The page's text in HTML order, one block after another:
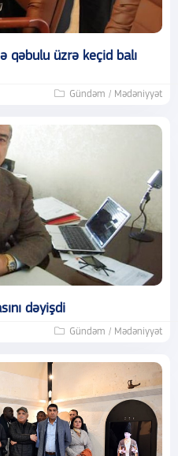
qəbulu üzrə keçid balı
Gündəm / Mədəniyyət
dəyişdi
Gündəm / Mədəniyyət